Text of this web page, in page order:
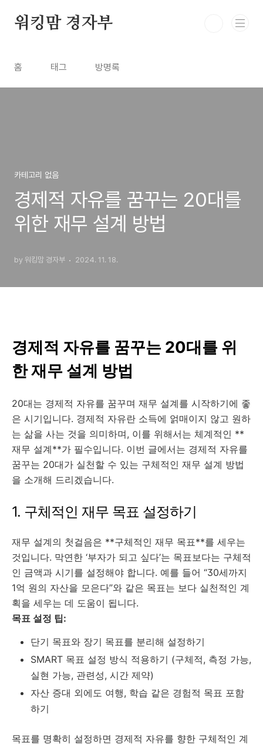
워킹맘 경자부
홈 태그 방명록
카테고리 없음
경제적 자유를 꿈꾸는 20대를
위한 재무 설계 방법
by 워킹맘 경자부 2024. 11. 18.
경제적 자유를 꿈꾸는 20대를 위
한 재무 설계 방법
20대는 경제적 자유를 꿈꾸며 재무 설계를 시작하기에 좋
은 시기입니다. 경제적 자유란 소득에 얽매이지 않고 원하
는 삶을 사는 것을 의미하며, 이를 위해서는 체계적인 **
재무 설계**가 필수입니다. 이번 글에서는 경제적 자유를
꿈꾸는 20대가 실천할 수 있는 구체적인 재무 설계 방법
을 소개해 드리겠습니다.
1. 구체적인 재무 목표 설정하기
재무 설계의 첫걸음은 **구체적인 재무 목표**를 세우는
것입니다. 막연한 ‘부자가 되고 싶다’는 목표보다는 구체적
인 금액과 시기를 설정해야 합니다. 예를 들어 “30세까지
1억 원의 자산을 모은다”와 같은 목표는 보다 실천적인 계
획을 세우는 데 도움이 됩니다.
목표 설정 팁:
단기 목표와 장기 목표를 분리해 설정하기
SMART 목표 설정 방식 적용하기 (구체적, 측정 가능,
실현 가능, 관련성, 시간 제약)
자산 증대 외에도 여행, 학습 같은 경험적 목표 포함
하기
목표를 명확히 설정하면 경제적 자유를 향한 구체적인 계